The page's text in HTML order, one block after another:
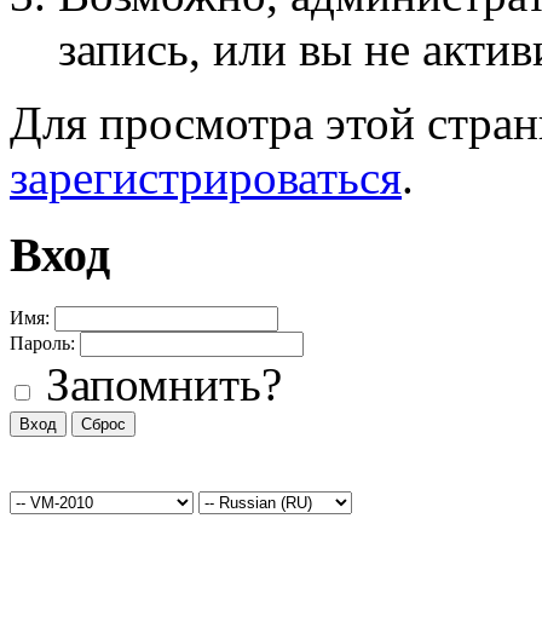
запись, или вы не
Для просмотра этой
зарегистрироваться.
Вход
Имя:
Пароль:
Запомнить?